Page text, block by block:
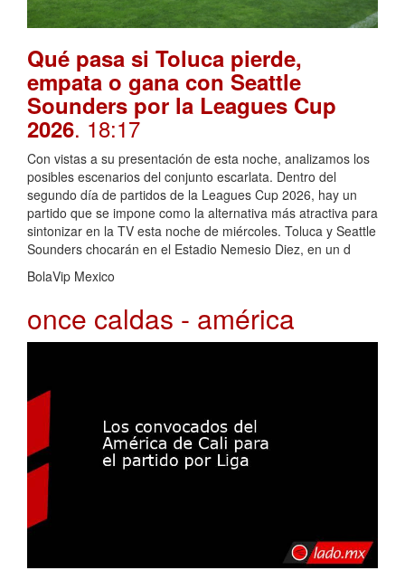
Qué pasa si Toluca pierde,
empata o gana con Seattle
Sounders por la Leagues Cup
2026. 18:17
Con vistas a su presentación de esta noche, analizamos los
posibles escenarios del conjunto escarlata. Dentro del
segundo día de partidos de la Leagues Cup 2026, hay un
partido que se impone como la alternativa más atractiva para
sintonizar en la TV esta noche de miércoles. Toluca y Seattle
Sounders chocarán en el Estadio Nemesio Diez, en un d
BolaVip Mexico
once caldas - américa